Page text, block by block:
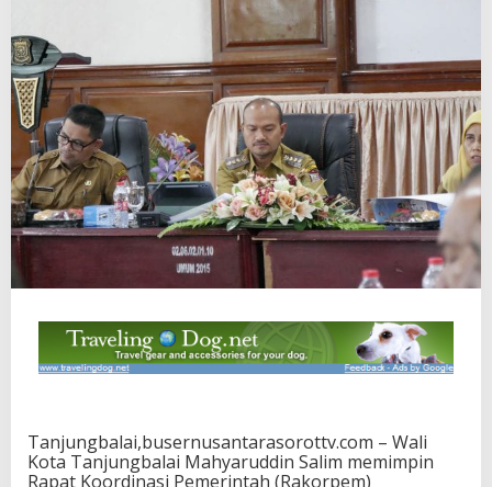
Tanjungbalai,busernusantarasorottv.com – Wali
Kota Tanjungbalai Mahyaruddin Salim memimpin
Rapat Koordinasi Pemerintah (Rakorpem)